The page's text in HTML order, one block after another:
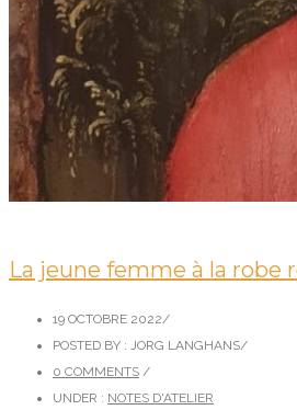
La jeune femme à la robe
19 OCTOBRE 2022/
POSTED BY : JORG LANGHANS/
0 COMMENTS /
UNDER : NOTES D'ATELIER